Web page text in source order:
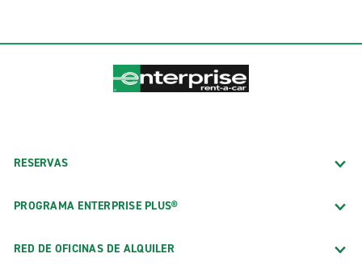
RESERVAS
PROGRAMA ENTERPRISE PLUS®
RED DE OFICINAS DE ALQUILER